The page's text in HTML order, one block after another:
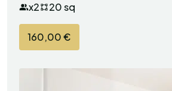
x2 20 sq
160,00 €